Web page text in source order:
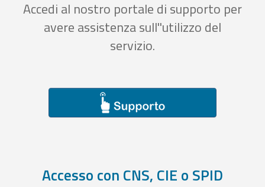
Accedi al nostro portale di supporto per
avere assistenza sull''utilizzo del
servizio.
Accesso con CNS, CIE o SPID